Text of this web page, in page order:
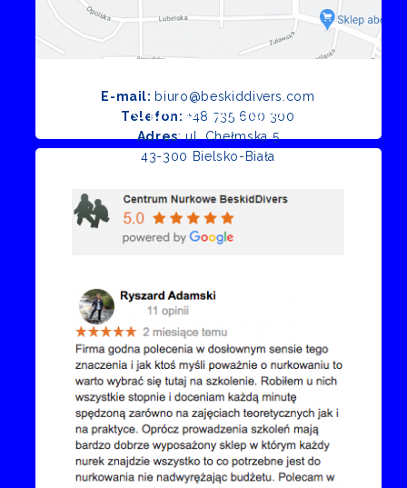
E-mail: biuro@beskiddivers.com
Telefon: +48 735 600 300
Adres: ul. Chełmska 5
43-300 Bielsko-Biała
Opinie Google